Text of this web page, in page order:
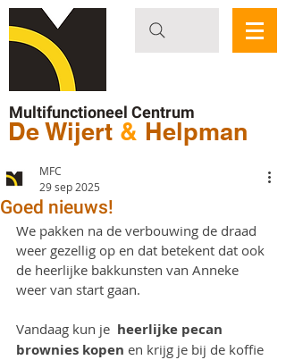
Multifunctioneel Centrum
De Wijert & Helpman
Goed nieuws!
MFC
29 sep 2025
We pakken na de verbouwing de draad
weer gezellig op en dat betekent dat ook
de heerlijke bakkunsten van Anneke
weer van start gaan.
Vandaag kun je heerlijke pecan
brownies kopen en krijg je bij de koffie